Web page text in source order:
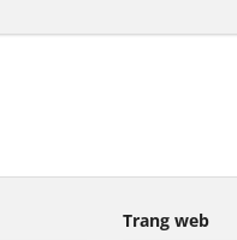
Trang web